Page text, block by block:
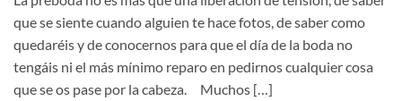
que se siente cuando alguien te hace fotos, de saber como
quedaréis y de conocernos para que el día de la boda no
tengáis ni el más mínimo reparo en pedirnos cualquier cosa
que se os pase por la cabeza. Muchos […]